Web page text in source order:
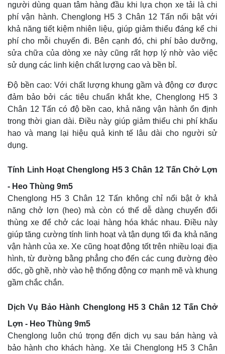
người dùng quan tâm hàng đầu khi lựa chọn xe tải là chi
phí vận hành. Chenglong H5 3 Chân 12 Tấn nổi bật với
khả năng tiết kiệm nhiên liệu, giúp giảm thiểu đáng kể chi
phí cho mỗi chuyến đi. Bên cạnh đó, chi phí bảo dưỡng,
sửa chữa của dòng xe này cũng rất hợp lý nhờ vào việc
sử dụng các linh kiện chất lượng cao và bền bỉ.
Độ bền cao: Với chất lượng khung gầm và động cơ được
đảm bảo bởi các tiêu chuẩn khắt khe, Chenglong H5 3
Chân 12 Tấn có độ bền cao, khả năng vận hành ổn định
trong thời gian dài. Điều này giúp giảm thiểu chi phí khấu
hao và mang lại hiệu quả kinh tế lâu dài cho người sử
dụng.
Tính Linh Hoạt Chenglong H5 3 Chân 12 Tấn Chở Lợn
- Heo Thùng 9m5
Chenglong H5 3 Chân 12 Tấn không chỉ nổi bật ở khả
năng chở lợn (heo) mà còn có thể dễ dàng chuyển đổi
thùng xe để chở các loại hàng hóa khác nhau. Điều này
giúp tăng cường tính linh hoạt và tận dụng tối đa khả năng
vận hành của xe. Xe cũng hoạt động tốt trên nhiều loại địa
hình, từ đường bằng phẳng cho đến các cung đường đèo
dốc, gồ ghề, nhờ vào hệ thống động cơ mạnh mẽ và khung
gầm chắc chắn.
Dịch Vụ Bảo Hành Chenglong H5 3 Chân 12 Tấn Chở
Lợn - Heo Thùng 9m5
Chenglong luôn chú trọng đến dịch vụ sau bán hàng và
bảo hành cho khách hàng. Xe tải Chenglong H5 3 Chân